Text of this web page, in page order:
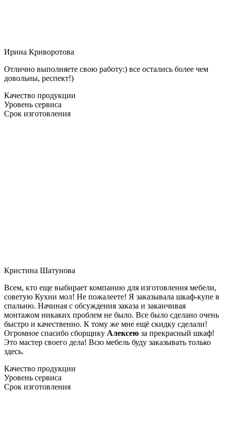
Ирина Криворотова
Отлично выполняете свою работу:) все остались более чем
довольны, респект!)
Качество продукции
Уровень сервиса
Срок изготовления
Кристина Шатунова
Всем, кто еще выбирает компанию для изготовления мебели,
советую Кухни мол! Не пожалеете! Я заказывала шкаф-купе в
спальню. Начиная с обсуждения заказа и заканчивая
монтажом никаких проблем не было. Все было сделано очень
быстро и качественно. К тому же мне ещё скидку сделали!
Огромное спасибо сборщику Алексею за прекрасный шкаф!
Это мастер своего дела! Всю мебель буду заказывать только
здесь.
Качество продукции
Уровень сервиса
Срок изготовления